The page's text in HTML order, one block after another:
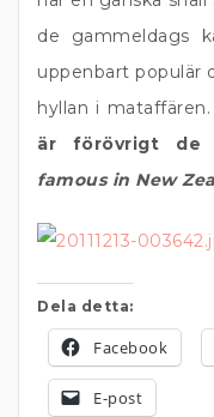
de gammeldags
uppenbart populär
hyllan i mataffären.
är förövrigt de
famous in New
Dela detta:
Facebook
E-post